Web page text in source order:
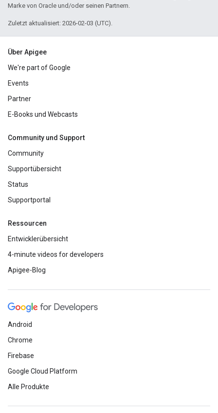
Marke von Oracle und/oder seinen Partnern.
Zuletzt aktualisiert: 2026-02-03 (UTC).
Über Apigee
We're part of Google
Events
Partner
E-Books und Webcasts
Community und Support
Community
Supportübersicht
Status
Supportportal
Ressourcen
Entwicklerübersicht
4-minute videos for developers
Apigee-Blog
Android
Chrome
Firebase
Google Cloud Platform
Alle Produkte